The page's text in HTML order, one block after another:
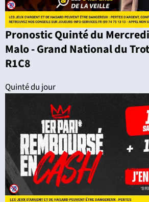
Pronostic Quinté du
Malo - Grand National du
R1C8
Quinté du jour